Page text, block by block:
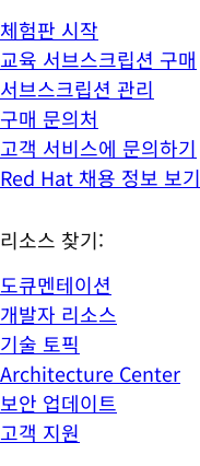
체험판 시작
교육 서브스크립션 구매
서브스크립션 관리
구매 문의처
고객 서비스에 문의하기
Red Hat 채용 정보 보기
리소스 찾기:
도큐멘테이션
개발자 리소스
기술 토픽
Architecture Center
보안 업데이트
고객 지원